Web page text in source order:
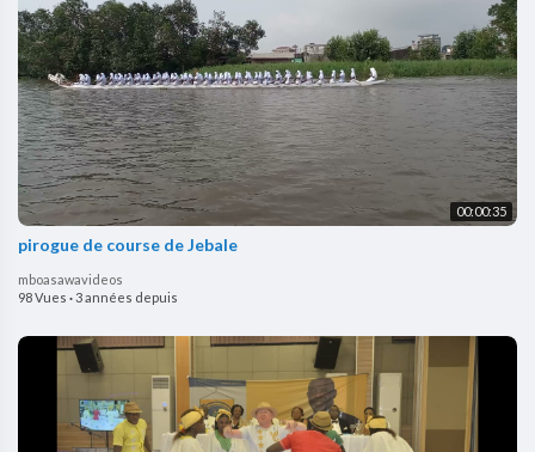
00:00:35
pirogue de course de Jebale
mboasawavideos
98 Vues ·3 années depuis